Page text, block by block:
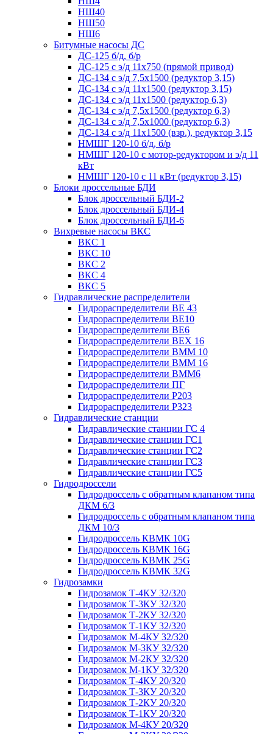
НШ40
НШ50
НШ6
Битумные насосы ДС
ДС-125 б/д, б/р
ДС-125 с э/д 11х750 (прямой привод)
ДС-134 с э/д 7,5х1500 (редуктор 3,15)
ДС-134 с э/д 11х1500 (редуктор 3,15)
ДС-134 с э/д 11х1500 (редуктор 6,3)
ДС-134 с э/д 7,5х1500 (редуктор 6,3)
ДС-134 с э/д 7,5х1000 (редуктор 6,3)
ДС-134 с э/д 11х1500 (взр.), редуктор 3,15
НМШГ 120-10 б/д, б/р
НМШГ 120-10 с мотор-редуктором и э/д 11
кВт
НМШГ 120-10 с 11 кВт (редуктор 3,15)
Блоки дроссельные БДИ
Блок дроссельный БДИ-2
Блок дроссельный БДИ-4
Блок дроссельный БДИ-6
Вихревые насосы ВКС
ВКС 1
ВКС 10
ВКС 2
ВКС 4
ВКС 5
Гидравлические распределители
Гидрораспределители ВЕ 43
Гидрораспределители ВЕ10
Гидрораспределители ВЕ6
Гидрораспределители ВЕХ 16
Гидрораспределители ВММ 10
Гидрораспределители ВММ 16
Гидрораспределители ВММ6
Гидрораспределители ПГ
Гидрораспределители Р203
Гидрораспределители Р323
Гидравлические станции
Гидравлические станции ГС 4
Гидравлические станции ГС1
Гидравлические станции ГС2
Гидравлические станции ГС3
Гидравлические станции ГС5
Гидродроссели
Гидродроссель с обратным клапаном типа
ДКМ 6/3
Гидродроссель с обратным клапаном типа
ДКМ 10/3
Гидродроссель КВМК 10G
Гидродроссель КВМК 16G
Гидродроссель КВМК 25G
Гидродроссель КВМК 32G
Гидрозамки
Гидрозамок Т-4КУ 32/320
Гидрозамок Т-3КУ 32/320
Гидрозамок Т-2КУ 32/320
Гидрозамок Т-1КУ 32/320
Гидрозамок М-4КУ 32/320
Гидрозамок М-3КУ 32/320
Гидрозамок М-2КУ 32/320
Гидрозамок М-1КУ 32/320
Гидрозамок Т-4КУ 20/320
Гидрозамок Т-3КУ 20/320
Гидрозамок Т-2КУ 20/320
Гидрозамок Т-1КУ 20/320
Гидрозамок М-4КУ 20/320